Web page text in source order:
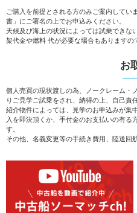
ご購入を前提とされる方のみご案内してい
書」にご署名の上でお申込みください。
天候及び海上の状況によっては試乗できな
架代金や燃料 代が必要な場合もありますの
お
個人売買の現状渡しの為、ノークレーム・
りご見学ご試乗をされ、納得の上、自己責
紹介物件によっては、見学のお申込みが集
入を即決頂くか、手付金のお支払いの有る
す。
その他、名義変更等の手続き費用、陸送回